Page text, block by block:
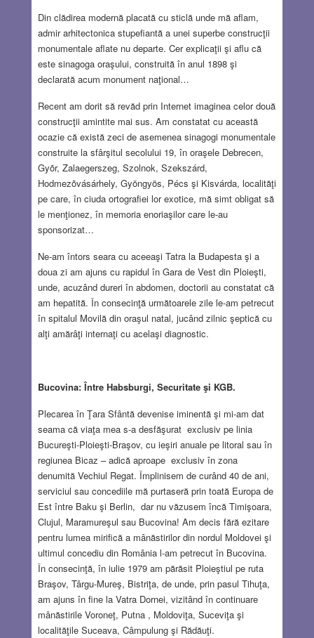
Din clădirea modernă placată cu sticlă unde mă aflam,
admir arhitectonica stupefiantă a unei superbe construcţii
monumentale aflate nu departe. Cer explicaţii şi aflu că
este sinagoga oraşului, construită în anul 1898 şi
declarată acum monument naţional…
Recent am dorit să revăd prin Internet imaginea celor două
construcţii amintite mai sus. Am constatat cu această
ocazie că există zeci de asemenea sinagogi monumentale
construite la sfârşitul secolului 19, în oraşele Debrecen,
Gyõr, Zalaegerszeg, Szolnok, Szekszárd,
Hodmezõvásárhely, Gyöngyös, Pécs şi Kisvárda, localităţi
pe care, în ciuda ortografiei lor exotice, mă simt obligat să
le menţionez, în memoria enoriaşilor care le-au
sponsorizat…
Ne-am întors seara cu aceeaşi Tatra la Budapesta şi a
doua zi am ajuns cu rapidul în Gara de Vest din Ploieşti,
unde, acuzând dureri în abdomen, doctorii au constatat că
am hepatită. În consecinţă următoarele zile le-am petrecut
în spitalul Movilă din oraşul natal, jucând zilnic şeptică cu
alţi amărâţi internaţi cu acelaşi diagnostic.
Bucovina: Între Habsburgi, Securitate şi KGB.
Plecarea în Ţara Sfântă devenise iminentă şi mi-am dat
seama că viaţa mea s-a desfăşurat exclusiv pe linia
Bucureşti-Ploieşti-Braşov, cu ieşiri anuale pe litoral sau în
regiunea Bicaz – adică aproape exclusiv în zona
denumită Vechiul Regat. Împlinisem de curând 40 de ani,
serviciul sau concediile mă purtaseră prin toată Europa de
Est între Baku şi Berlin, dar nu văzusem încă Timişoara,
Clujul, Maramureşul sau Bucovina! Am decis fără ezitare
pentru lumea mirifică a mânăstirilor din nordul Moldovei şi
ultimul concediu din România l-am petrecut în Bucovina.
În consecinţă, în iulie 1979 am părăsit Ploieştiul pe ruta
Braşov, Târgu-Mureş, Bistriţa, de unde, prin pasul Tihuţa,
am ajuns în fine la Vatra Dornei, vizitând în continuare
mânăstirile Voroneţ, Putna , Moldoviţa, Suceviţa şi
localităţile Suceava, Câmpulung şi Rădăuţi.